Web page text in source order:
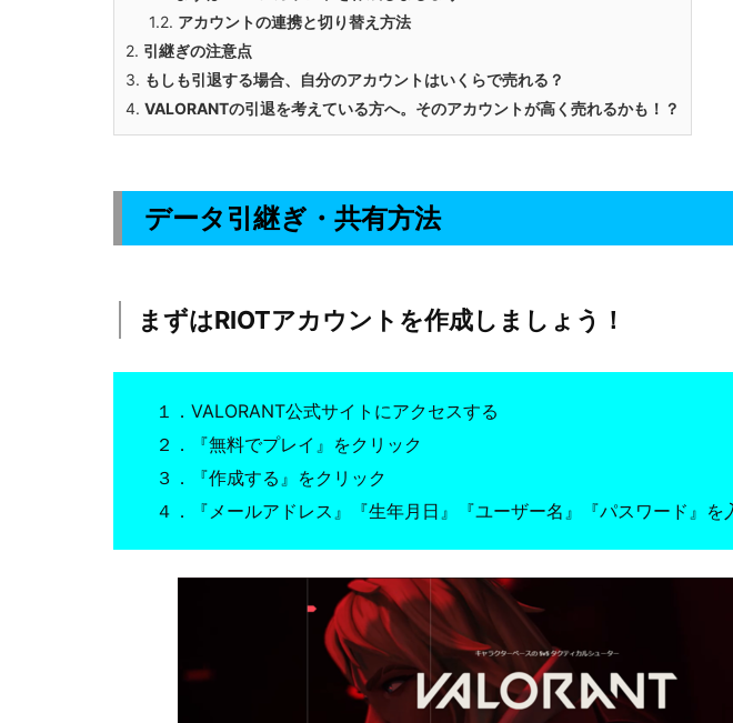
1.2. アカウントの連携と切り替え方法
2. 引継ぎの注意点
3. もしも引退する場合、自分のアカウントはいくらで売れる？
4. VALORANTの引退を考えている方へ。そのアカウントが高く売れるかも！？
データ引継ぎ・共有方法
まずはRIOTアカウントを作成しましょう！
１．VALORANT公式サイトにアクセスする
２．『無料でプレイ』をクリック
３．『作成する』をクリック
４．『メールアドレス』『生年月日』『ユーザー名』『パスワード』